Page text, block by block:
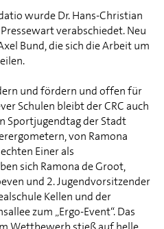
wurde Dr. Hans-Christian
verabschiedet. Neu
Bund, die sich die Arbeit um
und fördern und offen für
Schulen bleibt der CRC auch
Sportjugendtag der Stadt
von Ramona
Einer als
sich Ramona de Groot,
und 2. Jugendvorsitzender
Kellen und der
zum „Ergo-Event“. Das